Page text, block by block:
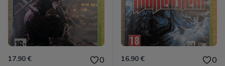
17.90 € 0 16.90 € 0